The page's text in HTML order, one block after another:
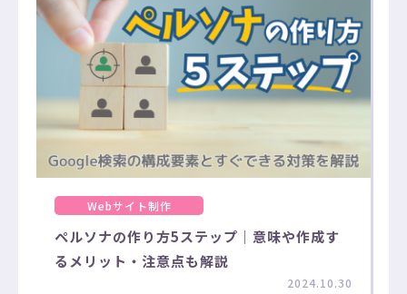
Webサイト制作
ペルソナの作り方5ステップ｜意味や作成す
るメリット・注意点も解説
2024.10.30